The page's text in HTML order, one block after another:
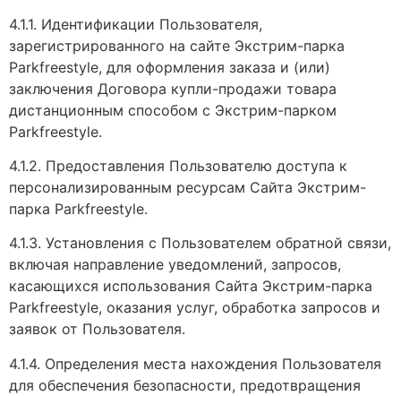
4.1.1. Идентификации Пользователя,
зарегистрированного на сайте Экстрим-парка
Parkfreestyle, для оформления заказа и (или)
заключения Договора купли-продажи товара
дистанционным способом с Экстрим-парком
Parkfreestyle.
4.1.2. Предоставления Пользователю доступа к
персонализированным ресурсам Сайта Экстрим-
парка Parkfreestyle.
4.1.3. Установления с Пользователем обратной связи,
включая направление уведомлений, запросов,
касающихся использования Сайта Экстрим-парка
Parkfreestyle, оказания услуг, обработка запросов и
заявок от Пользователя.
4.1.4. Определения места нахождения Пользователя
для обеспечения безопасности, предотвращения